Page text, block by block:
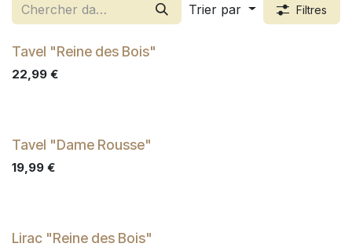
Trier par Filtres
Tavel "Reine des Bois"
22,99 €
Tavel "Dame Rousse"
19,99 €
Lirac "Reine des Bois"